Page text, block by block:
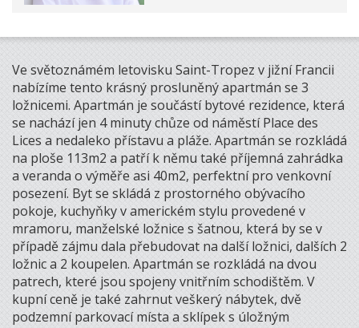
Ve světoznámém letovisku Saint-Tropez v jižní Francii
nabízíme tento krásný prosluněný apartmán se 3
ložnicemi. Apartmán je součástí bytové rezidence, která
se nachází jen 4 minuty chůze od náměstí Place des
Lices a nedaleko přístavu a pláže. Apartmán se rozkládá
na ploše 113m2 a patří k němu také příjemná zahrádka
a veranda o výměře asi 40m2, perfektní pro venkovní
posezení. Byt se skládá z prostorného obývacího
pokoje, kuchyňky v americkém stylu provedené v
mramoru, manželské ložnice s šatnou, která by se v
případě zájmu dala přebudovat na další ložnici, dalších 2
ložnic a 2 koupelen. Apartmán se rozkládá na dvou
patrech, které jsou spojeny vnitřním schodištěm. V
kupní ceně je také zahrnut veškerý nábytek, dvě
podzemní parkovací místa a sklípek s úložným